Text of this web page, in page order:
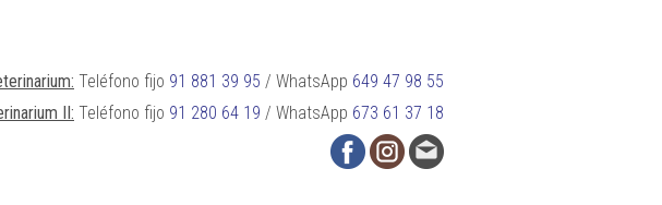
Teléfono fijo 91 881 39 95 / WhatsApp 649 47 98 55
II: Teléfono fijo 91 280 64 19 / WhatsApp 673 61 37 18